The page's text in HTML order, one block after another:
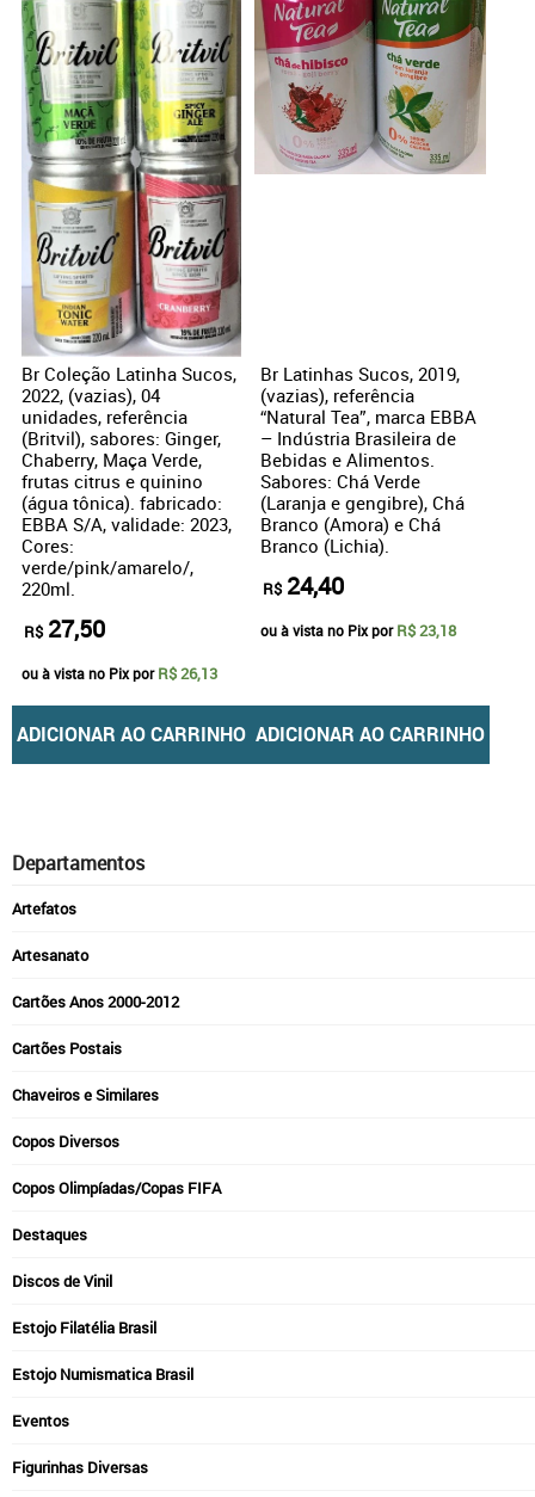
Br Coleção Latinha Sucos,
2022, (vazias), 04
unidades, referência
(Britvil), sabores: Ginger,
Chaberry, Maça Verde,
frutas citrus e quinino
(água tônica). fabricado:
EBBA S/A, validade: 2023,
Cores:
verde/pink/amarelo/,
220ml.
R$ 27,50
ou à vista no Pix porR$ 26,13
ADICIONAR AO CARRINHO
Br Latinhas Sucos, 2019,
(vazias), referência
“Natural Tea”, marca EBBA
– Indústria Brasileira de
Bebidas e Alimentos.
Sabores: Chá Verde
(Laranja e gengibre), Chá
Branco (Amora) e Chá
Branco (Lichia).
R$ 24,40
ou à vista no Pix porR$ 23,18
ADICIONAR AO CARRINHO
Departamentos
Artefatos
Artesanato
Cartões Anos 2000-2012
Cartões Postais
Chaveiros e Similares
Copos Diversos
Copos Olimpíadas/Copas FIFA
Destaques
Discos de Vinil
Estojo Filatélia Brasil
Estojo Numismatica Brasil
Eventos
Figurinhas Diversas